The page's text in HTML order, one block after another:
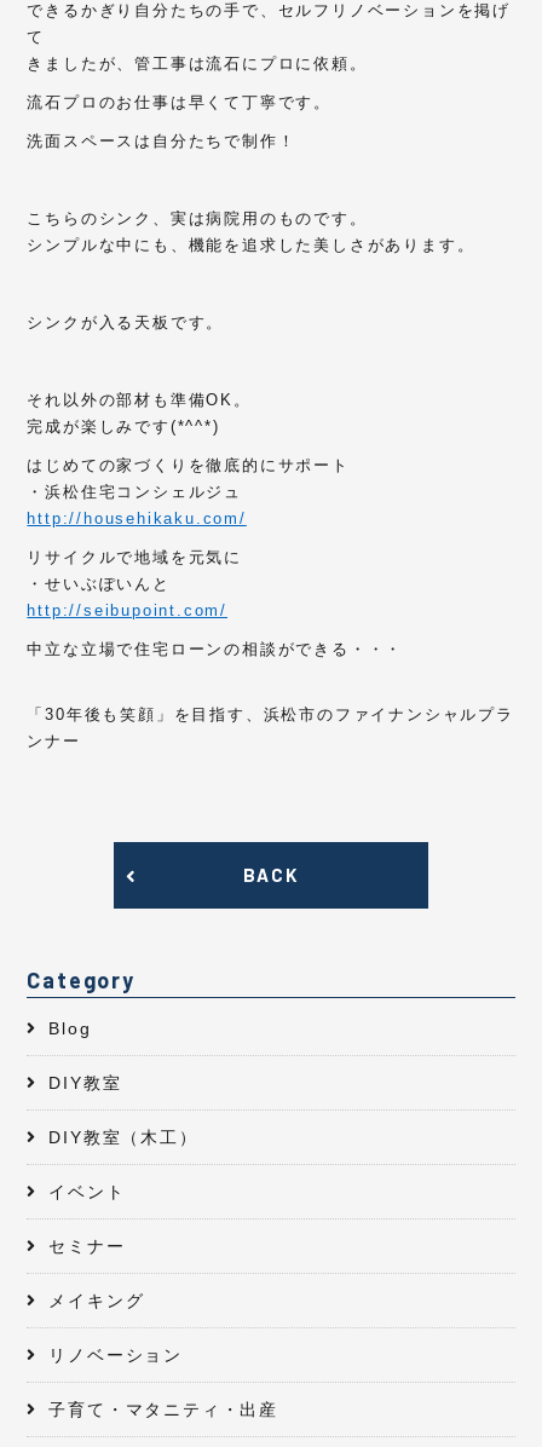
できるかぎり自分たちの手で、セルフリノベーションを掲げ
て
きましたが、管工事は流石にプロに依頼。
流石プロのお仕事は早くて丁寧です。
洗面スペースは自分たちで制作！
こちらのシンク、実は病院用のものです。
シンプルな中にも、機能を追求した美しさがあります。
シンクが入る天板です。
それ以外の部材も準備OK。
完成が楽しみです(*^^*)
はじめての家づくりを徹底的にサポート
・浜松住宅コンシェルジュ
http://househikaku.com/
リサイクルで地域を元気に
・せいぶぽいんと
http://seibupoint.com/
中立な立場で住宅ローンの相談ができる・・・
「30年後も笑顔」を目指す、浜松市のファイナンシャルプラ
ンナー
BACK
Category
Blog
DIY教室
DIY教室（木工）
イベント
セミナー
メイキング
リノベーション
子育て・マタニティ・出産